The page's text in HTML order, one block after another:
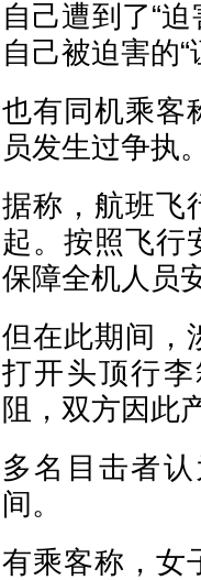
自己遭到了“
自己被迫害的“
也有同机乘客
员发生过争执。
据称，航班飞
起。按照飞行
保障全机人员
但在此期间，
打开头顶行
阻，双方因此
多名目击者
间。
有乘客称，女